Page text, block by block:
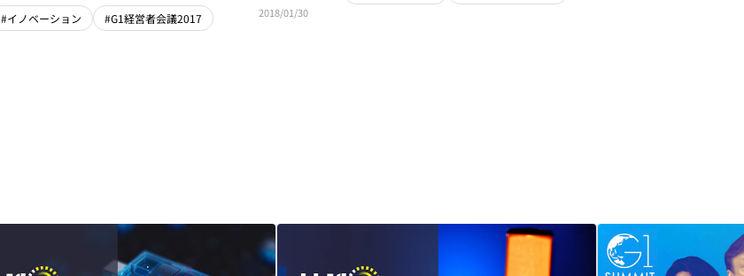
#イノベーション #G1経営者会議2017 2018/01/30